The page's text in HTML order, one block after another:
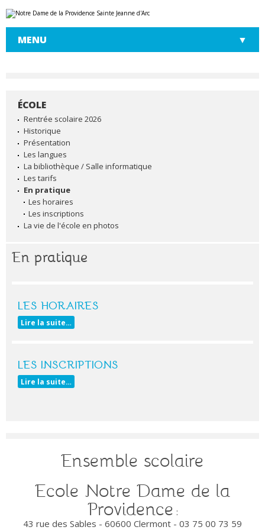
Aller
au
contenu.
à
Outils
personnels
MENU
NAVIGATION
ÉCOLE
Rentrée scolaire 2026
Historique
Présentation
Les langues
La bibliothèque / Salle informatique
Les tarifs
En pratique
Les horaires
Les inscriptions
La vie de l'école en photos
En pratique
LES HORAIRES
Lire la suite…
LES INSCRIPTIONS
Lire la suite…
Ensemble scolaire
Ecole Notre Dame de la
Providence :
43 rue des Sables - 60600 Clermont - 03 75 00 73 59